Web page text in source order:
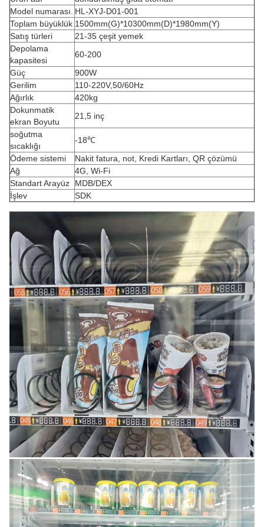
Model numarası. HL-XYJ-D01-001
Toplam büyüklük 1500mm(G)*10300mm(D)*1980mm(Y)
Satış türleri
21-35 çeşit yemek
Depolama
kapasitesi
60-200
Güç
900W
Gerilim
110-220V,50/60Hz
Ağırlık
420kg
Dokunmatik
ekran Boyutu
21,5 inç
soğutma
sıcaklığı
-18℃
Ödeme sistemi
Nakit fatura, not, Kredi Kartları, QR çözümü
Ağ
4G, Wi-Fi
Standart Arayüz
MDB/DEX
İşlev
SDK